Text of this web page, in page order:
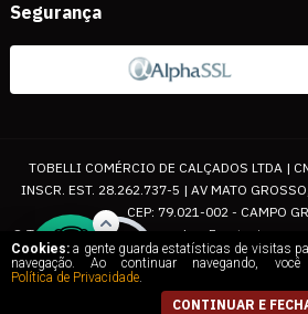
Segurança
TOBELLI COMÉRCIO DE CALÇADOS LTDA |
INSCR. EST. 28.262.737-5 | AV MATO
CEP: 79.021-002 - CAMPO
© Todos os direitos reservados. Eventuais
pagamento expostos aqui são válidos apenas
fotos, textos e layout aqui veiculados são de
utilização total ou parcial sem
Cookies: a gente guarda estatísticas de visitas
navegação. Ao continuar navegando,
Política de Privacidade.
CONTINUAR E